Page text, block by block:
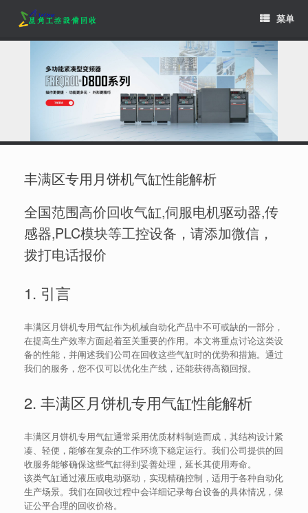
content
菜单
丰满区专用月饼机气缸性能解析
全国范围高价回收气缸,伺服电机驱动器,传
感器,PLC模块等工控设备，请添加微信，
拨打电话报价
1. 引言
丰满区月饼机专用气缸作为机械自动化产品中不可或缺的一部分，
在提高生产效率方面起着至关重要的作用。本文将重点讨论这类设
备的性能，并阐述我们公司在回收这些气缸时的优势和措施。通过
我们的服务，您不仅可以优化生产线，还能获得高额回报。
2. 丰满区月饼机专用气缸性能解析
丰满区月饼机专用气缸通常采用优质材料制造而成，其结构设计紧
凑、轻便，能够在复杂的工作环境下稳定运行。我们公司提供的回
收服务能够确保这些气缸得到妥善处理，延长其使用寿命。
该类气缸通过液压或电动驱动，实现精确控制，适用于各种自动化
生产场景。我们在回收过程中会详细记录每台设备的具体情况，保
证公平合理的回收价格。